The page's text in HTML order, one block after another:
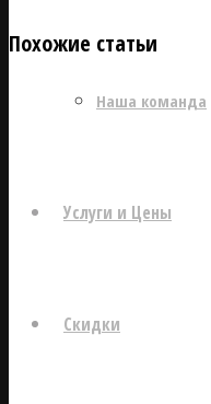
Наша команда
Услуги и Цены
Скидки
Похожие статьи